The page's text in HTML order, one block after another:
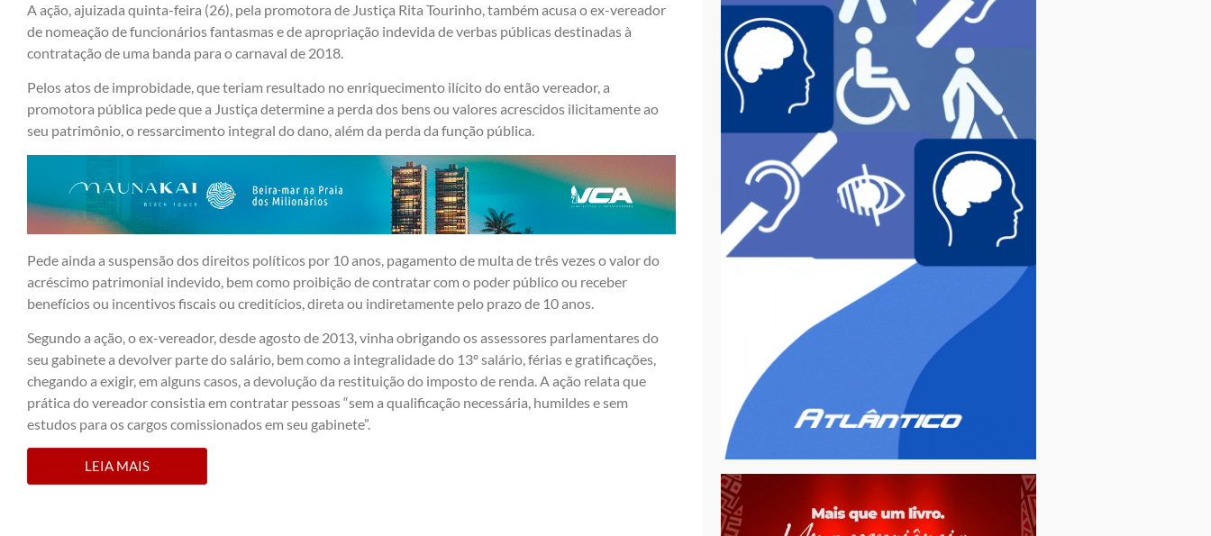
A ação, ajuizada quinta-feira (26), pela promotora de Justiça Rita Tourinho, também acusa o ex-vereador
de nomeação de funcionários fantasmas e de apropriação indevida de verbas públicas destinadas à
contratação de uma banda para o carnaval de 2018.
Pelos atos de improbidade, que teriam resultado no enriquecimento ilícito do então vereador, a
promotora pública pede que a Justiça determine a perda dos bens ou valores acrescidos ilicitamente ao
seu patrimônio, o ressarcimento integral do dano, além da perda da função pública.
Pede ainda a suspensão dos direitos políticos por 10 anos, pagamento de multa de três vezes o valor do
acréscimo patrimonial indevido, bem como proibição de contratar com o poder público ou receber
benefícios ou incentivos fiscais ou creditícios, direta ou indiretamente pelo prazo de 10 anos.
Segundo a ação, o ex-vereador, desde agosto de 2013, vinha obrigando os assessores parlamentares do
seu gabinete a devolver parte do salário, bem como a integralidade do 13º salário, férias e gratificações,
chegando a exigir, em alguns casos, a devolução da restituição do imposto de renda. A ação relata que
prática do vereador consistia em contratar pessoas “sem a qualificação necessária, humildes e sem
estudos para os cargos comissionados em seu gabinete”.
LEIA MAIS